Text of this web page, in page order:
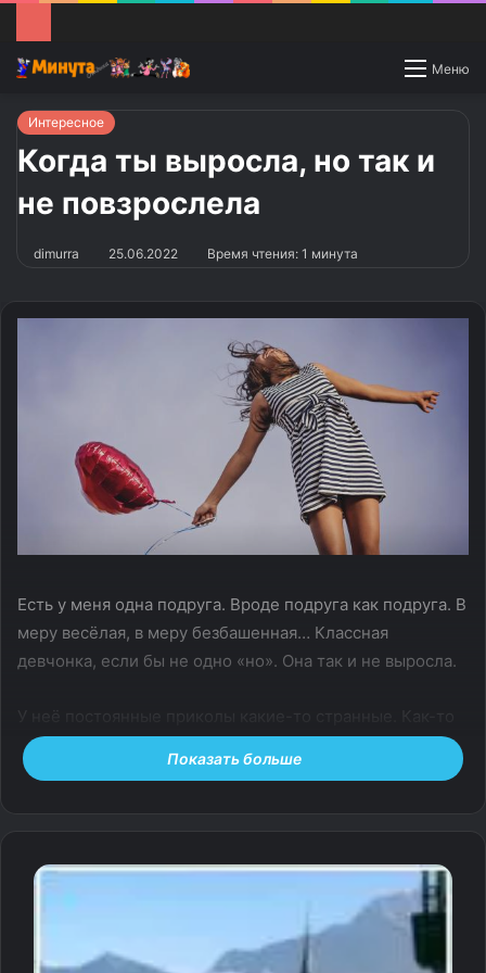
Меню
Switch
Интересное
Когда ты выросла, но так и
не повзрослела
dimurra 25.06.2022 Время чтения: 1 минута
Есть у меня одна подруга. Вроде подруга как подруга. В
меру весёлая, в меру безбашенная… Классная
девчонка, если бы не одно «но». Она так и не выросла.
мы с ней вместе зависали, так она мне как выдаст:
«слушай, ты с мужем уже столько лет живёшь… как ты
прочитала, как правильно «приручать» мужиков. Ну не
Показать больше